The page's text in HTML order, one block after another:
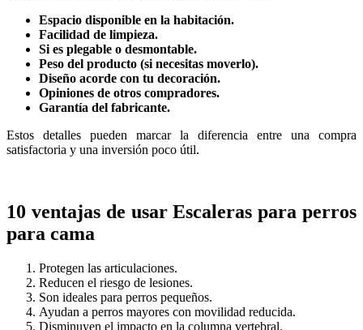
Espacio disponible en la habitación.
Facilidad de limpieza.
Si es plegable o desmontable.
Peso del producto (si necesitas moverlo).
Diseño acorde con tu decoración.
Opiniones de otros compradores.
Garantía del fabricante.
Estos detalles pueden marcar la diferencia entre una compra
satisfactoria y una inversión poco útil.
10 ventajas de usar Escaleras para perros
para cama
Protegen las articulaciones.
Reducen el riesgo de lesiones.
Son ideales para perros pequeños.
Ayudan a perros mayores con movilidad reducida.
Disminuyen el impacto en la columna vertebral.